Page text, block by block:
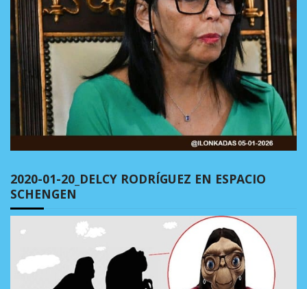
2020-01-20_DELCY RODRÍGUEZ EN ESPACIO
SCHENGEN